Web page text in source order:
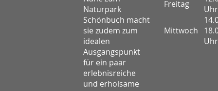
Naturpark
Schönbuch macht
sie zudem zum
idealen
Ausgangspunkt
für ein paar
erlebnisreiche
und erholsame
Freitag
Uhr
Mittwoch
Uhr